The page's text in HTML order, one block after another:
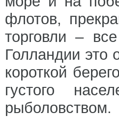
флотов,
торговли –
Голландии это
короткой
густого
рыболовством.